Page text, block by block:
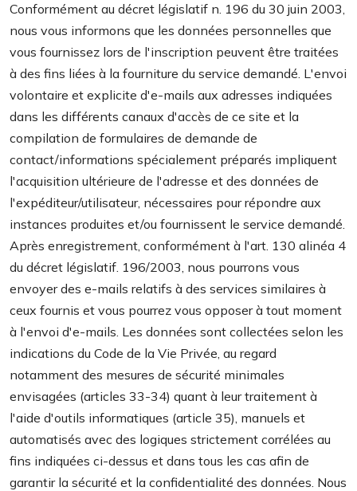
v
i
g
a
i
o
Conformément au décret législatif n. 196 du 30 juin 2003,
nous vous informons que les données personnelles que
vous fournissez lors de l'inscription peuvent être traitées
à des fins liées à la fourniture du service demandé. L'envoi
volontaire et explicite d'e-mails aux adresses indiquées
dans les différents canaux d'accès de ce site et la
compilation de formulaires de demande de
contact/informations spécialement préparés impliquent
l'acquisition ultérieure de l'adresse et des données de
l'expéditeur/utilisateur, nécessaires pour répondre aux
instances produites et/ou fournissent le service demandé.
Après enregistrement, conformément à l'art. 130 alinéa 4
du décret législatif. 196/2003, nous pourrons vous
envoyer des e-mails relatifs à des services similaires à
ceux fournis et vous pourrez vous opposer à tout moment
à l'envoi d'e-mails. Les données sont collectées selon les
indications du Code de la Vie Privée, au regard
notamment des mesures de sécurité minimales
envisagées (articles 33-34) quant à leur traitement à
l'aide d'outils informatiques (article 35), manuels et
automatisés avec des logiques strictement corrélées au
fins indiquées ci-dessus et dans tous les cas afin de
garantir la sécurité et la confidentialité des données. Nous